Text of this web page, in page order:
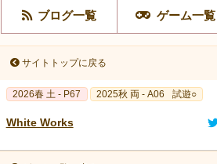
ブログ一覧 ゲーム一覧
サイトトップに戻る
2026春 土 - P67 2025秋 両 - A06 試遊○
White Works